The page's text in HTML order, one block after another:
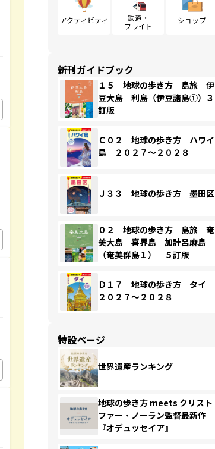
アクティビティ
鉄道・
フライト
ショップ
新刊ガイドブック
１５ 地球の歩き方 島旅 伊
豆大島 利島（伊豆諸島①）３
訂版
Ｃ０２ 地球の歩き方 ハワイ
島 ２０２７～２０２８
Ｊ３３ 地球の歩き方 墨田区
０２ 地球の歩き方 島旅 奄
美大島 喜界島 加計呂麻島
（奄美群島１） ５訂版
Ｄ１７ 地球の歩き方 タイ
２０２７～２０２８
特設ページ
世界遺産ランキング
地球の歩き方 meets クリスト
ファー・ノーラン監督最新作
『オデュッセイア』